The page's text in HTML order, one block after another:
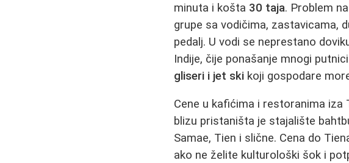
minuta i košta 30 taja. Problem
grupe sa vodičima, zastavicama,
pedalj. U vodi se neprestano
Indije, čije ponašanje mnogi
gliseri i jet ski koji gospodare
Cene u kafićima i restoranima iza
blizu pristaništa je stajalište
Samae, Tien i slične. Cena do
ako ne želite kulturološki šok i